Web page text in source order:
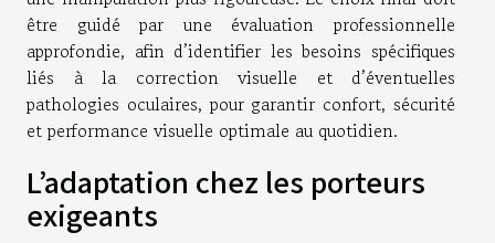
être guidé par une évaluation professionnelle
approfondie, afin d’identifier les besoins spécifiques
liés à la correction visuelle et d’éventuelles
pathologies oculaires, pour garantir confort, sécurité
et performance visuelle optimale au quotidien.
L’adaptation chez les porteurs
exigeants